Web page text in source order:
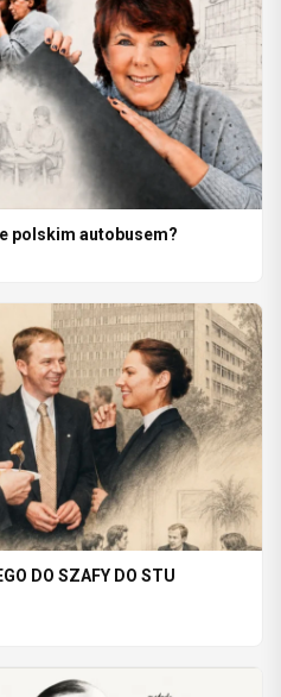
polskim autobusem?
DO SZAFY DO STU